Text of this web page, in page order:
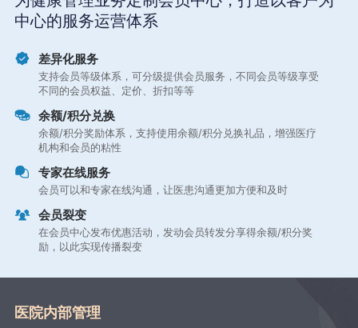
中心的服务运营体系
差异化服务
支持会员等级体系，可分级提供会员服务，不同会员等级享受
不同的会员权益、定价、折扣等等
余额/积分兑换
余额/积分奖励体系，支持使用余额/积分兑换礼品，增强医疗
机构和会员的粘性
专家在线服务
会员可以和专家在线沟通，让医患沟通更加方便和及时
会员裂变
在会员中心发布优惠活动，发动会员转发分享得余额/积分奖
励，以此实现传播裂变
医院内部管理